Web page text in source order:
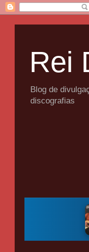
Rei
Blog de
discografias